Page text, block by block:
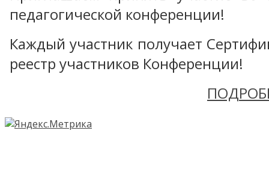
педагогической конференции!
Каждый участник получает
реестр участников Конференции!